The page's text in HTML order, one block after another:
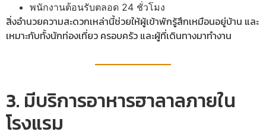
พนักงานต้อนรับตลอด 24 ชั่วโมง
สิ่งอำนวยความสะดวกเหล่านี้ช่วยให้ผู้เข้าพักรู้สึกเหมือนอยู่บ้าน และ
เหมาะกับทั้งนักท่องเที่ยว ครอบครัว และผู้ที่เดินทางมาทำงาน
3. มีบริการอาหารฮาลาลภายใน
โรงแรม